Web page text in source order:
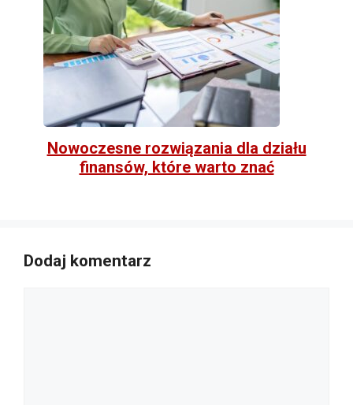
Nowoczesne rozwiązania dla działu
finansów, które warto znać
Dodaj komentarz